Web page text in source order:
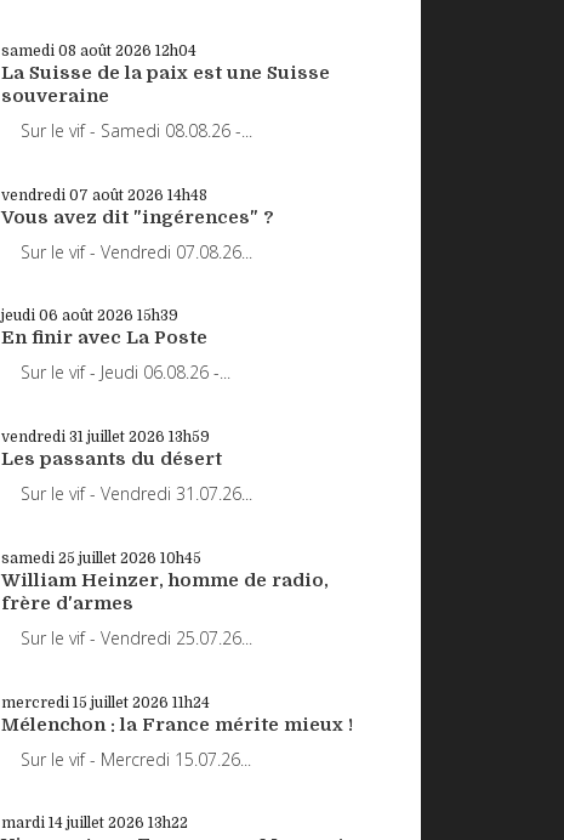
samedi 08 août 2026 12h04
La Suisse de la paix est une Suisse
souveraine
Sur le vif - Samedi 08.08.26 -...
vendredi 07 août 2026 14h48
Vous avez dit "ingérences" ?
Sur le vif - Vendredi 07.08.26...
jeudi 06 août 2026 15h39
En finir avec La Poste
Sur le vif - Jeudi 06.08.26 -...
vendredi 31 juillet 2026 13h59
Les passants du désert
Sur le vif - Vendredi 31.07.26...
samedi 25 juillet 2026 10h45
William Heinzer, homme de radio,
frère d'armes
Sur le vif - Vendredi 25.07.26...
mercredi 15 juillet 2026 11h24
Mélenchon : la France mérite mieux !
Sur le vif - Mercredi 15.07.26...
mardi 14 juillet 2026 13h22